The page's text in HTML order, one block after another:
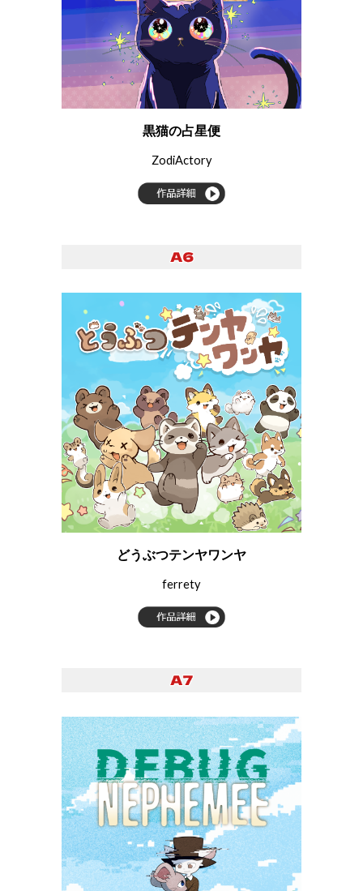
黒猫の占星便
ZodiActory
どうぶつテンヤワンヤ
ferrety